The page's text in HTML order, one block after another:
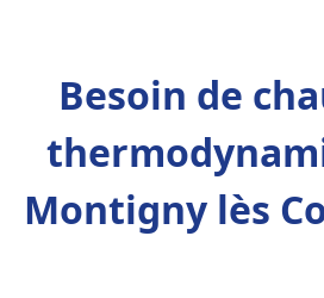
Besoin de
Montigny lès